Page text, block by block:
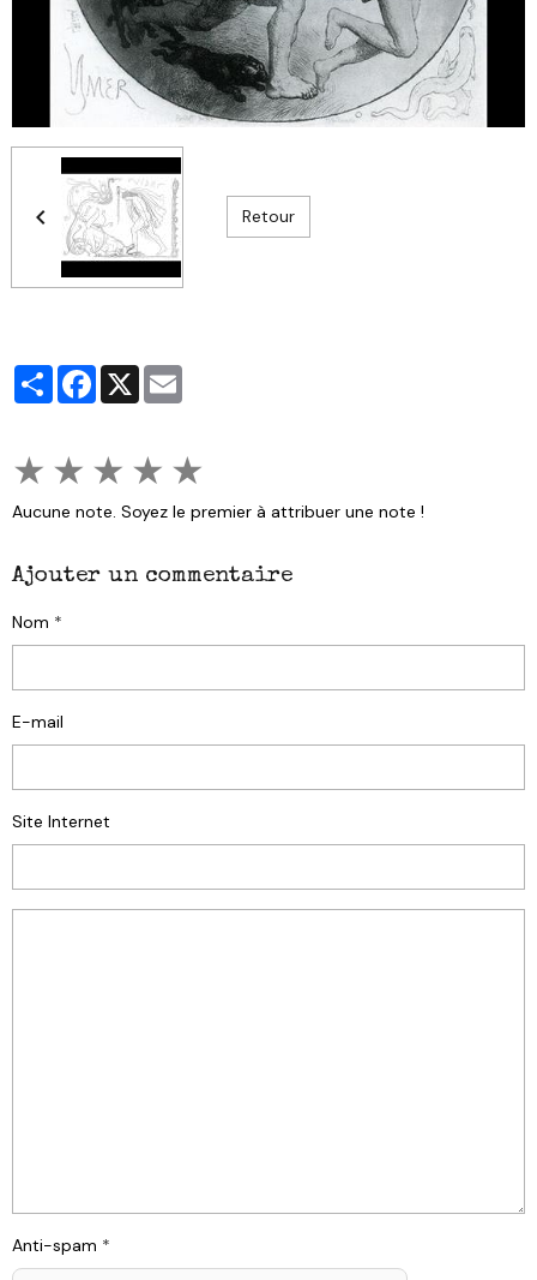
Retour
PartagerFacebook
X
★ ★ ★ ★ ★
Aucune note. Soyez le premier à attribuer une note !
Ajouter un commentaire
Nom
E-mail
Site Internet
Anti-spam